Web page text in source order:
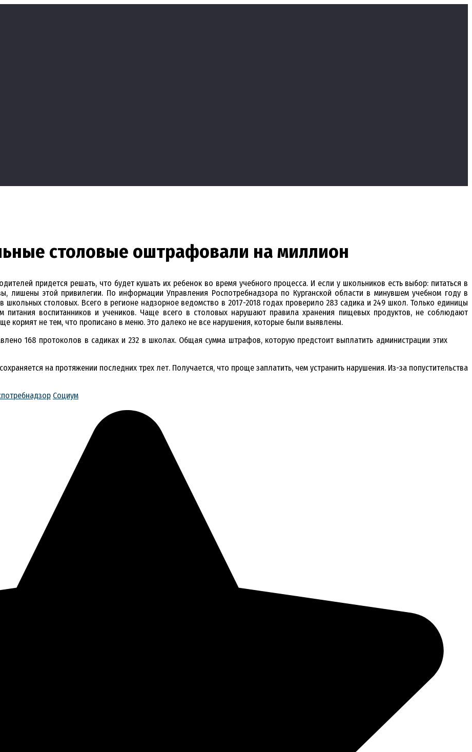
столовые оштрафовали на миллион
придется решать, что будет кушать их ребенок во время учебного процесса. И если у школьников есть выбор: питаться в
лишены этой привилегии. По информации Управления Роспотребнадзора по Курганской области в минувшем учебном году в
школьных столовых. Всего в регионе надзорное ведомство в 2017-2018 годах проверило 283 садика и 249 школ. Только единицы
питания воспитанников и учеников. Чаще всего в столовых нарушают правила хранения пищевых продуктов, не соблюдают
кормят не тем, что прописано в меню. Это далеко не все нарушения, которые были выявлены.
168 протоколов в садиках и 232 в школах. Общая сумма штрафов, которую предстоит выплатить администрации этих
на протяжении последних трех лет. Получается, что проще заплатить, чем устранить нарушения. Из-за попустительства
Социум